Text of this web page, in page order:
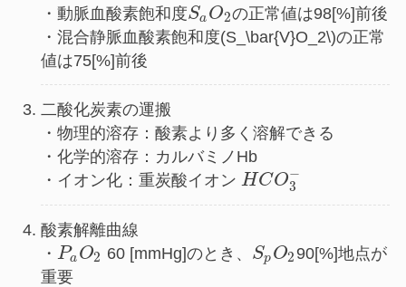
・動脈血酸素飽和度Sa O2の正常値は98[%]前後
・混合静脈血酸素飽和度(S_\bar{V}O_2\)の正常
値は75[%]前後
二酸化炭素の運搬
・物理的溶存：酸素より多く溶解できる
・化学的溶存：カルバミノHb
・イオン化：重炭酸イオン HCO−
3
酸素解離曲線
・ Pa O2 60 [mmHg]のとき、 Sp O2 90[%]地点が
重要